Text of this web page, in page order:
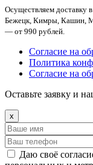
Осуществляем доставку
Бежецк, Кимры, Кашин,
— от 990 рублей.
Согласие на
Политика
Согласие на
Оставьте заявку и
x
Даю своё